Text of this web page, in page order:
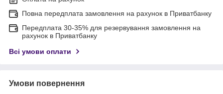
Повна передплата замовлення на рахунок в Приватбанку
Передплата 30-35% для резервування замовлення на
рахунок в Приватбанку
Всі умови оплати
Умови повернення